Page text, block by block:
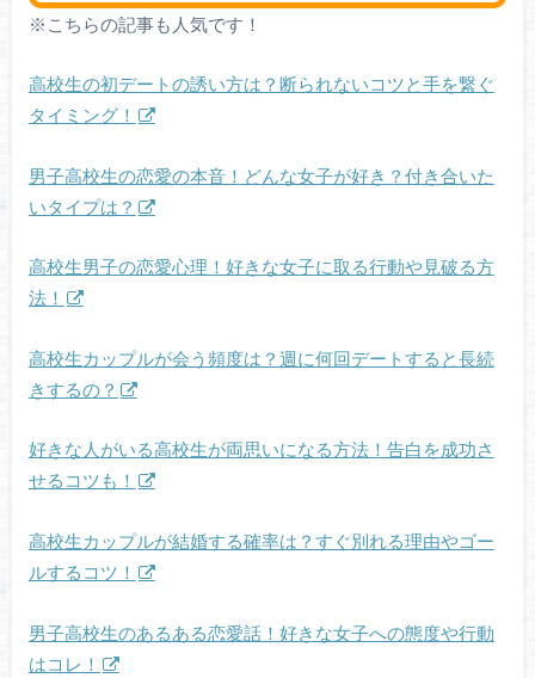
※こちらの記事も人気です！
高校生の初デートの誘い方は？断られないコツと手を繋ぐ
タイミング！
男子高校生の恋愛の本音！どんな女子が好き？付き合いた
いタイプは？
高校生男子の恋愛心理！好きな女子に取る行動や見破る方
法！
高校生カップルが会う頻度は？週に何回デートすると長続
きするの？
好きな人がいる高校生が両思いになる方法！告白を成功さ
せるコツも！
高校生カップルが結婚する確率は？すぐ別れる理由やゴー
ルするコツ！
男子高校生のあるある恋愛話！好きな女子への態度や行動
はコレ！